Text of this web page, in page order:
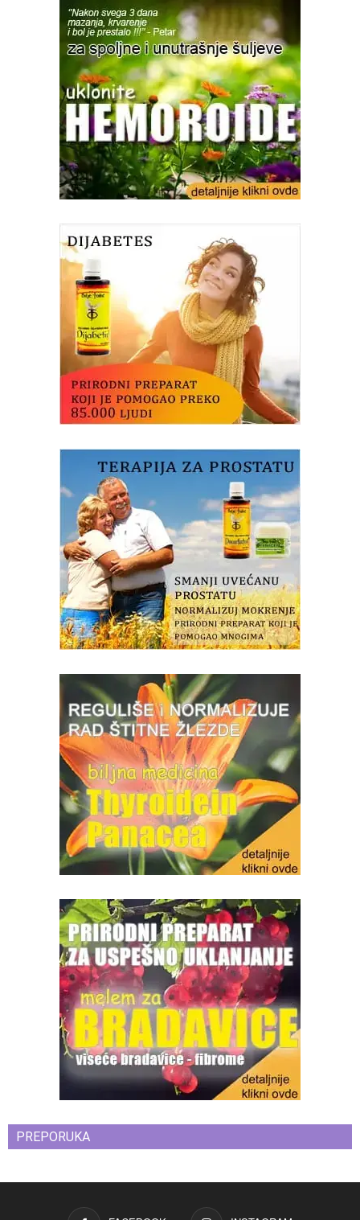
PREPORUKA